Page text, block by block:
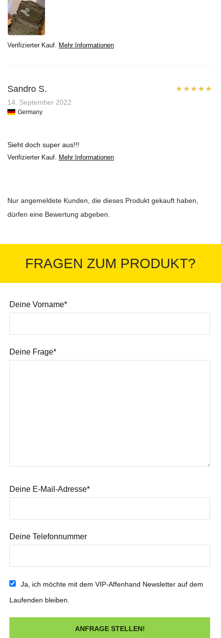
Verifizierter Kauf. Mehr Informationen
Sandro S.
14. September 2022
Germany
Sieht doch super aus!!!
Verifizierter Kauf. Mehr Informationen
Nur angemeldete Kunden, die dieses Produkt gekauft haben,
dürfen eine Bewertung abgeben.
FRAGEN ZUM PRODUKT?
Deine Vorname*
Deine Frage*
Deine E-Mail-Adresse*
Deine Telefonnummer
Ja, ich möchte mit dem VIP-Affenhand Newsletter auf dem
Laufenden bleiben.